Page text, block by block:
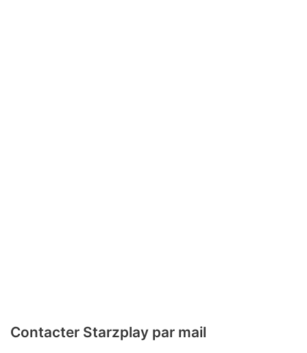
Contacter Starzplay par mail